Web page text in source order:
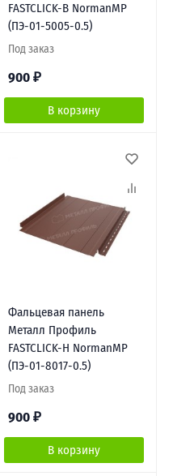
FASTCLICK-В NormanMP
(ПЭ-01-5005-0.5)
Под заказ
900 ₽
В корзину
Фальцевая панель
Металл Профиль
FASTCLICK-Н NormanMP
(ПЭ-01-8017-0.5)
Под заказ
900 ₽
В корзину